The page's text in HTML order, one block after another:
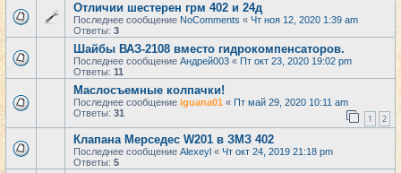
Отличии шестерен грм 402 и 24д
Последнее сообщение NoComments « Чт ноя 12, 2020 1:39 am
Ответы: 3
Шайбы ВАЗ-2108 вместо гидрокомпенсаторов.
Последнее сообщение Андрей003 « Пт окт 23, 2020 19:02 pm
Ответы: 11
Маслосъемные колпачки!
Последнее сообщение iguana01 « Пт май 29, 2020 10:11 am
Ответы: 31 1 2
Клапана Мерседес W201 в ЗМЗ 402
Последнее сообщение Alexeyl « Чт окт 24, 2019 21:18 pm
Ответы: 5